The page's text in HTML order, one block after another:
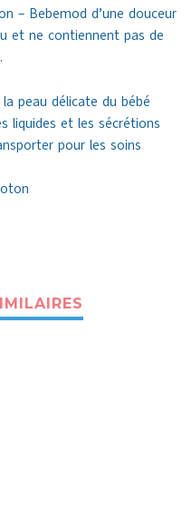
– Bebemod d’une douceur
et ne contiennent pas de
peau délicate du bébé
liquides et les sécrétions
pour les soins